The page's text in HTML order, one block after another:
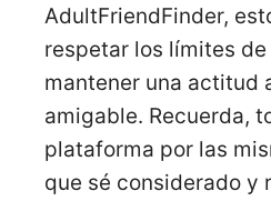
AdultFriendFinder,
respetar los límites
mantener una actitud
amigable. Recuerda,
plataforma por las
que sé considerado y